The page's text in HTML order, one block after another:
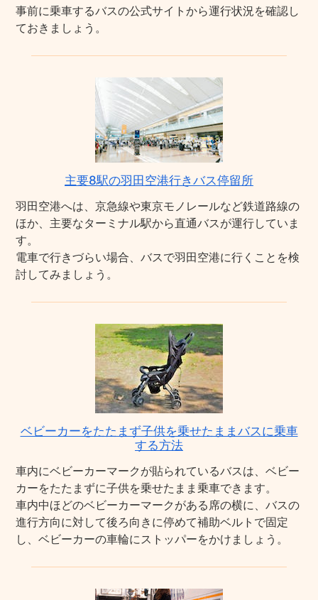
事前に乗車するバスの公式サイトから運行状況を確認し
ておきましょう。
主要8駅の羽田空港行きバス停留所
羽田空港へは、京急線や東京モノレールなど鉄道路線の
ほか、主要なターミナル駅から直通バスが運行していま
す。
電車で行きづらい場合、バスで羽田空港に行くことを検
討してみましょう。
ベビーカーをたたまず子供を乗せたままバスに乗車
する方法
車内にベビーカーマークが貼られているバスは、ベビー
カーをたたまずに子供を乗せたまま乗車できます。
車内中ほどのベビーカーマークがある席の横に、バスの
進行方向に対して後ろ向きに停めて補助ベルトで固定
し、ベビーカーの車輪にストッパーをかけましょう。